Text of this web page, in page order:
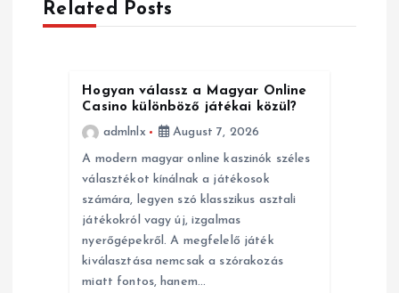
vRelated Posts
Hogyan válassz a Magyar Online
Casino különböző játékai közül?
admlnlx
August 7, 2026
A modern magyar online kaszinók széles
választékot kínálnak a játékosok
számára, legyen szó klasszikus asztali
játékokról vagy új, izgalmas
nyerőgépekről. A megfelelő játék
kiválasztása nemcsak a szórakozás
miatt fontos, hanem…